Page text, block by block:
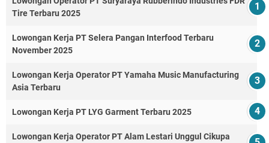
Tire Terbaru 2025
Lowongan Kerja PT Selera Pangan Interfood Terbaru
November 2025
Lowongan Kerja Operator PT Yamaha Music Manufacturing
Asia Terbaru
Lowongan Kerja PT LYG Garment Terbaru 2025
Lowongan Kerja Operator PT Alam Lestari Unggul Cikupa